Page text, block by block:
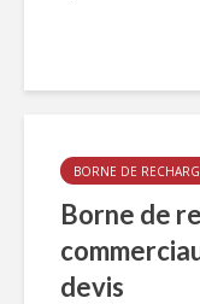
BORNE DE
Borne de
devis